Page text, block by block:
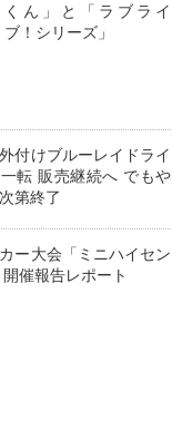
くん」と「ラブライ
ブ！シリーズ」
付けブルーレイドライ
転 販売継続へ でもや
第終了
ー大会「ミニハイセン
催報告レポート